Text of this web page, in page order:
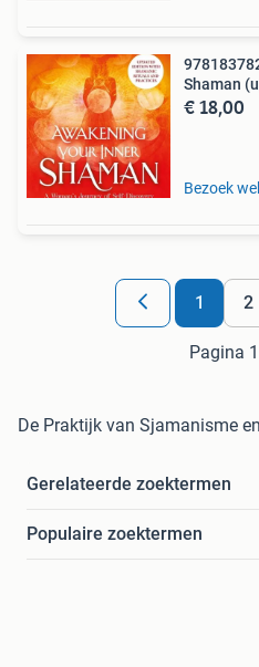
Shaman
€ 18,00
Bezoek
1 2
Pagina
De Praktijk van Sjamanisme
Gerelateerde zoektermen
Populaire zoektermen